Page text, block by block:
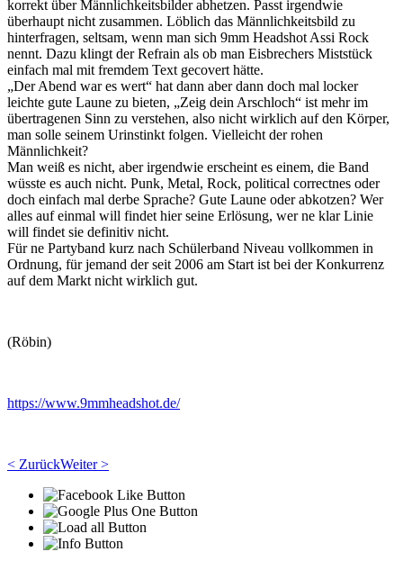
korrekt über Männlichkeitsbilder abhetzen. Passt irgendwie
überhaupt nicht zusammen. Löblich das Männlichkeitsbild zu
hinterfragen, seltsam, wenn man sich 9mm Headshot Assi Rock
nennt. Dazu klingt der Refrain als ob man Eisbrechers Miststück
einfach mal mit fremdem Text gecovert hätte.
„Der Abend war es wert“ hat dann aber dann doch mal locker
leichte gute Laune zu bieten, „Zeig dein Arschloch“ ist mehr im
übertragenen Sinn zu verstehen, also nicht wirklich auf den Körper,
man solle seinem Urinstinkt folgen. Vielleicht der rohen
Männlichkeit?
Man weiß es nicht, aber irgendwie erscheint es einem, die Band
wüsste es auch nicht. Punk, Metal, Rock, political correctnes oder
doch einfach mal derbe Sprache? Gute Laune oder abkotzen? Wer
alles auf einmal will findet hier seine Erlösung, wer ne klar Linie
will findet sie definitiv nicht.
Für ne Partyband kurz nach Schülerband Niveau vollkommen in
Ordnung, für jemand der seit 2006 am Start ist bei der Konkurrenz
auf dem Markt nicht wirklich gut.
(Röbin)
https://www.9mmheadshot.de/
< ZurückWeiter >